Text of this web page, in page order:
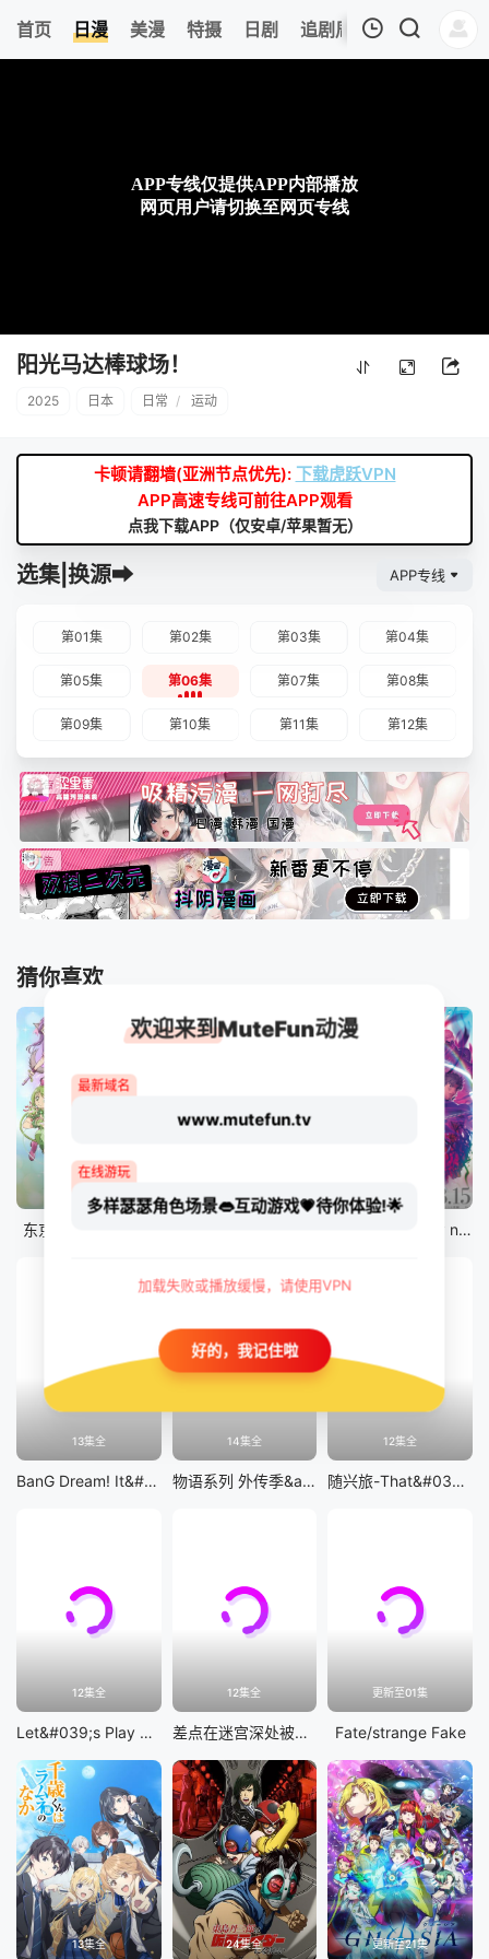
首页 日漫 美漫 特摄 日剧 追剧周表 今日更新
阳光马达棒球场！
2025 日本 日常 / 运动
卡顿请翻墙(亚洲节点优先): 下载虎跃VPN
APP高速专线可前往APP观看
点我下载APP（仅安卓/苹果暂无）
选集|换源➡ APP专线
第01集 第02集 第03集 第04集
第05集 第06集 第07集 第08集
第09集 第10集 第11集 第12集
猜你喜欢
12集全
东京猫猫 NEW～♡ 剧场版 Fate/stay night [Heaven&#039;s Feel] III.spring song
13集全
BanG Dream! It&#039;s MyGO!!!!!
14集全
物语系列 外传季&amp;怪物季
12集全
随兴旅-That&#039;s Journey-
12集全
Let&#039;s Play 充满挑战的人生
12集全
差点在迷宫深处被信任的伙伴杀掉，但靠着天赐技能「无限扭蛋」获得等级9999的伙伴，我要向前队友和世界展开复仇&amp;「给他们好看！」
更新至01集
Fate/strange Fake
13集全 24集全 更新至21集
欢迎来到MuteFun动漫
最新域名
www.mutefun.tv
在线游玩
多样瑟瑟角色场景👄互动游戏💗待你体验!🌟
加载失败或播放缓慢，请使用VPN
好的，我记住啦